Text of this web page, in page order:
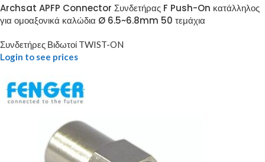
Archsat APFP Connector Συνδετήρας F Push-On κατάλληλος
για ομοαξονικά καλώδια Ø 6.5~6.8mm 50 τεμάχια
Συνδετήρες Βιδωτοί TWIST-ON
Login to see prices